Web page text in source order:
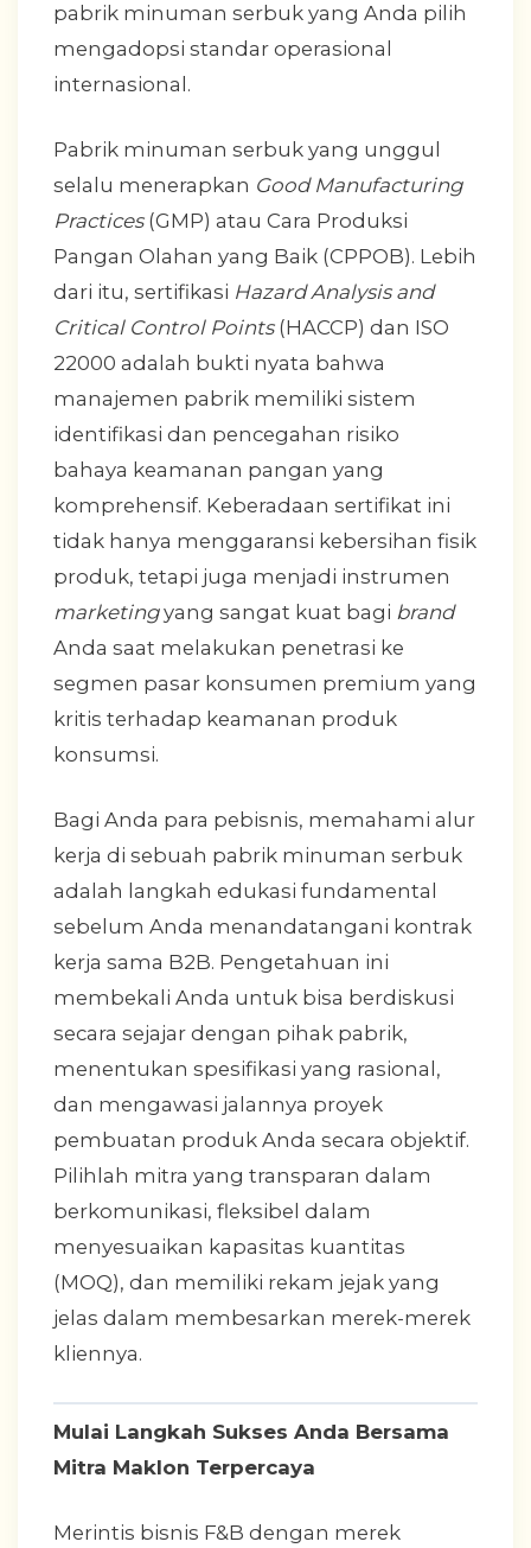
pabrik minuman serbuk yang Anda pilih
mengadopsi standar operasional
internasional.
Pabrik minuman serbuk yang unggul
selalu menerapkan Good Manufacturing
Practices(GMP) atau Cara Produksi
Pangan Olahan yang Baik (CPPOB). Lebih
dari itu, sertifikasi Hazard Analysis and
Critical Control Points(HACCP) dan ISO
22000 adalah bukti nyata bahwa
manajemen pabrik memiliki sistem
identifikasi dan pencegahan risiko
bahaya keamanan pangan yang
komprehensif. Keberadaan sertifikat ini
tidak hanya menggaransi kebersihan fisik
produk, tetapi juga menjadi instrumen
marketingyang sangat kuat bagi brand
Anda saat melakukan penetrasi ke
segmen pasar konsumen premium yang
kritis terhadap keamanan produk
konsumsi.
Bagi Anda para pebisnis, memahami alur
kerja di sebuah pabrik minuman serbuk
adalah langkah edukasi fundamental
sebelum Anda menandatangani kontrak
kerja sama B2B. Pengetahuan ini
membekali Anda untuk bisa berdiskusi
secara sejajar dengan pihak pabrik,
menentukan spesifikasi yang rasional,
dan mengawasi jalannya proyek
pembuatan produk Anda secara objektif.
Pilihlah mitra yang transparan dalam
berkomunikasi, fleksibel dalam
menyesuaikan kapasitas kuantitas
(MOQ), dan memiliki rekam jejak yang
jelas dalam membesarkan merek-merek
kliennya.
Mulai Langkah Sukses Anda Bersama
Mitra Maklon Terpercaya
Merintis bisnis F&B dengan merek